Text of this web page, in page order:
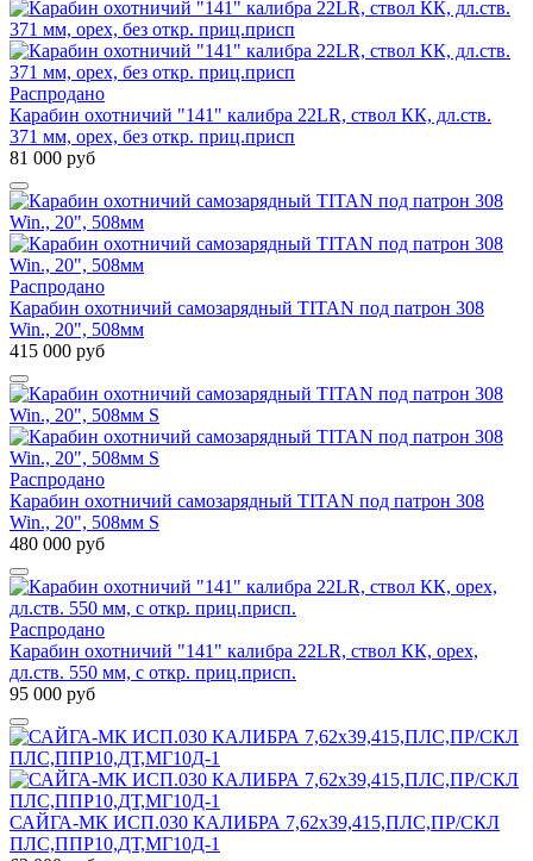
Распродано
Карабин охотничий "141" калибра 22LR, ствол КК, дл.ств.
371 мм, орех, без откр. приц.присп
81 000 руб
Распродано
Карабин охотничий самозарядный TITAN под патрон 308
Win., 20", 508мм
415 000 руб
Распродано
Карабин охотничий самозарядный TITAN под патрон 308
Win., 20", 508мм S
480 000 руб
Распродано
Карабин охотничий "141" калибра 22LR, ствол КК, орех,
дл.ств. 550 мм, с откр. приц.присп.
95 000 руб
САЙГА-МК ИСП.030 КАЛИБРА 7,62х39,415,ПЛС,ПР/СКЛ
ПЛС,ППР10,ДТ,МГ10Д-1